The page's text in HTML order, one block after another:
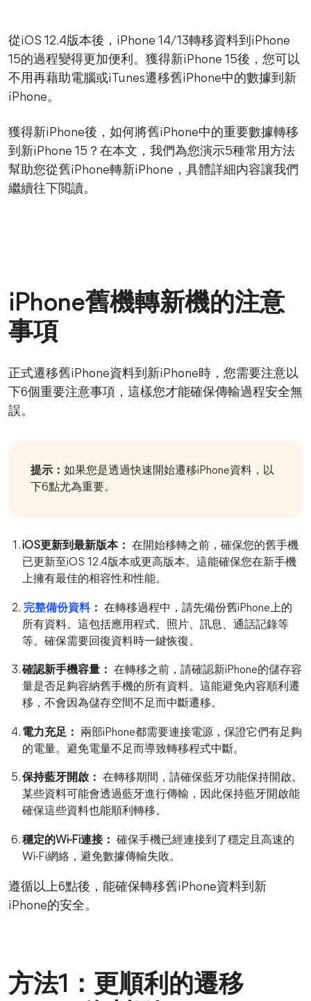
從iOS 12.4版本後，iPhone 14/13轉移資料到iPhone
15的過程變得更加便利。獲得新iPhone 15後，您可以
不用再藉助電腦或iTunes遷移舊iPhone中的數據到新
iPhone。
獲得新iPhone後，如何將舊iPhone中的重要數據轉移
到新iPhone 15？在本文，我們為您演示5種常用方法
幫助您從舊iPhone轉新iPhone，具體詳細内容讓我們
繼續往下閲讀。
iPhone舊機轉新機的注意
事項
正式遷移舊iPhone資料到新iPhone時，您需要注意以
下6個重要注意事項，這樣您才能確保傳輸過程安全無
誤。
提示： 如果您是透過快速開始遷移iPhone資料，以
下6點尤為重要。
iOS更新到最新版本：
在開始移轉之前，確保您的舊手機
已更新至iOS 12.4版本或更高版本。這能確保您在新手機
上擁有最佳的相容性和性能。
完整備份資料：
在轉移過程中，請先備份舊iPhone上的
所有資料。這包括應用程式、照片、訊息、通話記錄等
等。確保需要回復資料時一鍵恢復。
確認新手機容量： 在轉移之前，請確認新iPhone的儲存容
量是否足夠容納舊手機的所有資料。這能避免內容順利遷
移，不會因為儲存空間不足而中斷遷移。
電力充足：
兩部iPhone都需要連接電源，保證它們有足夠
的電量。避免電量不足而導致轉移程式中斷。
保持藍牙開啟：
在轉移期間，請確保藍牙功能保持開啟。
某些資料可能會透過藍牙進行傳輸，因此保持藍牙開啟能
確保這些資料也能順利轉移。
穩定的Wi-Fi連接： 確保手機已經連接到了穩定且高速的
Wi-Fi網絡，避免數據傳輸失敗。
遵循以上6點後，能確保轉移舊iPhone資料到新
iPhone的安全。
方法1：更順利的遷移